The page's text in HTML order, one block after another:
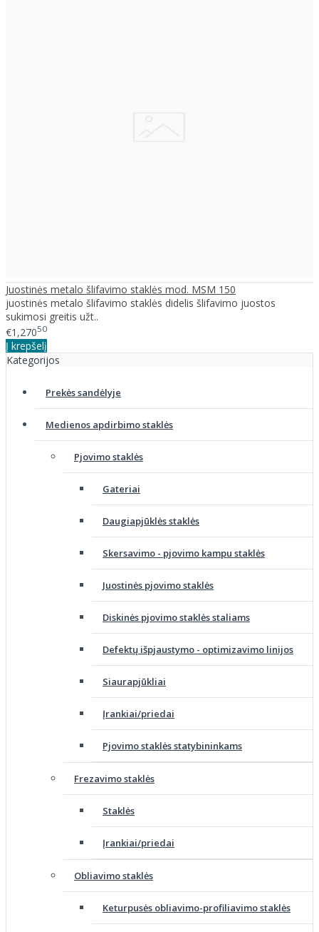
Juostinės metalo šlifavimo staklės mod. MSM 150
juostinės metalo šlifavimo staklės didelis šlifavimo juostos
sukimosi greitis užt..
€1,27050
Į krepšelį
Kategorijos
Prekės sandėlyje
Medienos apdirbimo staklės
Pjovimo staklės
Gateriai
Daugiapjūklės staklės
Skersavimo - pjovimo kampu staklės
Juostinės pjovimo staklės
Diskinės pjovimo staklės staliams
Defektų išpjaustymo - optimizavimo linijos
Siaurapjūkliai
Įrankiai/priedai
Pjovimo staklės statybininkams
Frezavimo staklės
Staklės
Įrankiai/priedai
Obliavimo staklės
Keturpusės obliavimo-profiliavimo staklės